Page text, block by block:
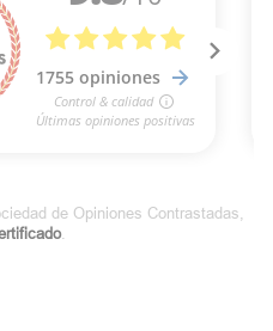
de Opiniones Contrastadas,
.